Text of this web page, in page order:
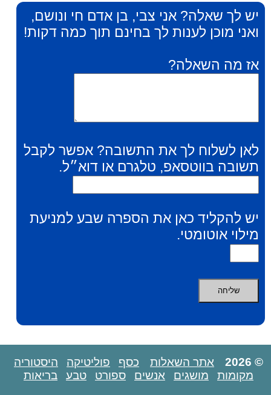
יש לך שאלה? אני צבי, בן אדם חי ונושם,
ואני מוכן לענות לך בחינם תוך כמה דקות!
אז מה השאלה?
לאן לשלוח לך את התשובה? אפשר לקבל
תשובה בווטסאפ, טלגרם או דוא״ל.
יש להקליד כאן את הספרה שבע למניעת
מילוי אוטומטי.
© 2026 אתר השאלות כסף פוליטיקה
היסטוריה
מקומות
מושגים אנשים ספורט טבע בריאות